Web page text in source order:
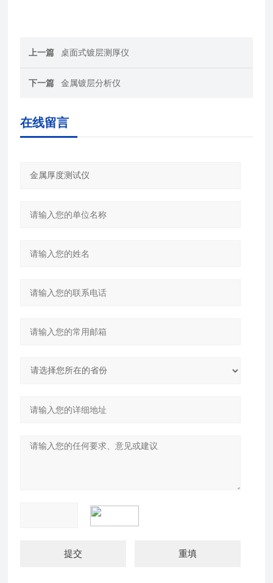
上一篇 桌面式镀层测厚仪
下一篇 金属镀层分析仪
在线留言